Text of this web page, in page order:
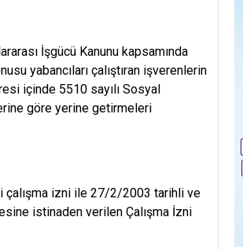
İşgücü Kanunu kapsamında
yabancıları çalıştıran işverenlerin
içinde 5510 sayılı Sosyal
göre yerine getirmeleri
çalışma izni ile 27/2/2003 tarihli ve
istinaden verilen Çalışma İzni